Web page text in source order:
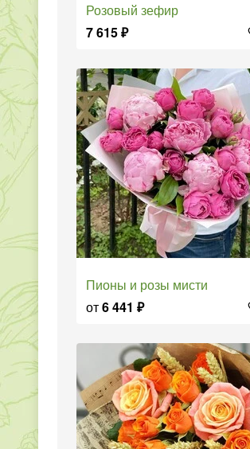
Розовый зефир
7 615₽
Пионы и розы мисти
от6 441 ₽